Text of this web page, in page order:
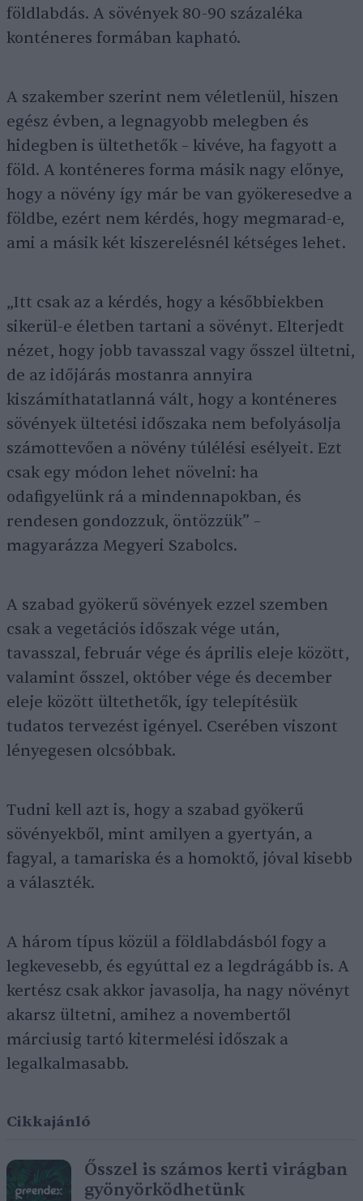
földlabdás. A sövények 80-90 százaléka
konténeres formában kapható.
A szakember szerint nem véletlenül, hiszen
egész évben, a legnagyobb melegben és
hidegben is ültethetők – kivéve, ha fagyott a
föld. A konténeres forma másik nagy előnye,
hogy a növény így már be van gyökeresedve a
földbe, ezért nem kérdés, hogy megmarad-e,
ami a másik két kiszerelésnél kétséges lehet.
„Itt csak az a kérdés, hogy a későbbiekben
sikerül-e életben tartani a sövényt. Elterjedt
nézet, hogy jobb tavasszal vagy ősszel ültetni,
de az időjárás mostanra annyira
kiszámíthatatlanná vált, hogy a konténeres
sövények ültetési időszaka nem befolyásolja
számottevően a növény túlélési esélyeit. Ezt
csak egy módon lehet növelni: ha
odafigyelünk rá a mindennapokban, és
rendesen gondozzuk, öntözzük” –
magyarázza Megyeri Szabolcs.
A szabad gyökerű sövények ezzel szemben
csak a vegetációs időszak vége után,
tavasszal, február vége és április eleje között,
valamint ősszel, október vége és december
eleje között ültethetők, így telepítésük
tudatos tervezést igényel. Cserében viszont
lényegesen olcsóbbak.
Tudni kell azt is, hogy a szabad gyökerű
sövényekből, mint amilyen a gyertyán, a
fagyal, a tamariska és a homoktő, jóval kisebb
a választék.
A három típus közül a földlabdásból fogy a
legkevesebb, és egyúttal ez a legdrágább is. A
kertész csak akkor javasolja, ha nagy növényt
akarsz ültetni, amihez a novembertől
márciusig tartó kitermelési időszak a
legalkalmasabb.
Cikkajánló
Ősszel is számos kerti virágban
gyönyörködhetünk